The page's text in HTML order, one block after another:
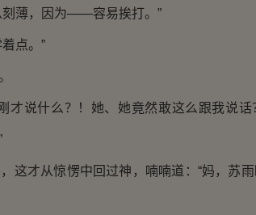
刻薄，因为——容易挨打。”
点。”
才说什么？！她、她竟然敢这么跟我说话
这才从惊愣中回过神，喃喃道：“妈，苏